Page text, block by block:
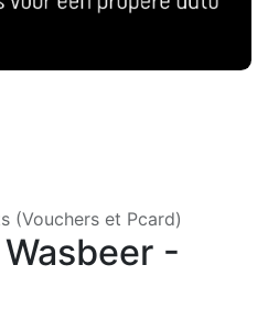
(Vouchers et Pcard)
-